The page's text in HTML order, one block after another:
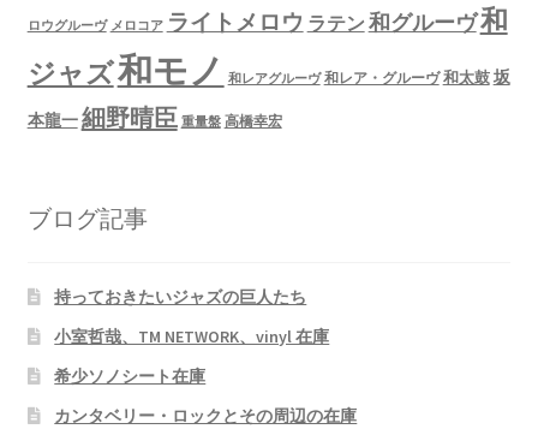
ロウグルーヴ メロコア ライトメロウ ラテン 和グルーヴ和
ジャズ和モノ 和レアグルーヴ 和レア・グルーヴ 和太鼓坂
本龍一細野晴臣 重量盤 高橋幸宏
ブログ記事
持っておきたいジャズの巨人たち
小室哲哉、TM NETWORK、vinyl 在庫
希少ソノシート在庫
カンタベリー・ロックとその周辺の在庫